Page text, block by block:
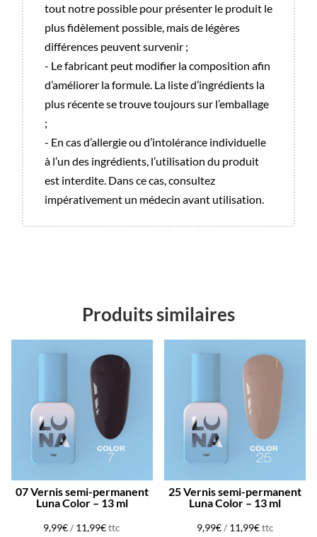
tout notre possible pour présenter le produit le
plus fidèlement possible, mais de légères
différences peuvent survenir ;
- Le fabricant peut modifier la composition afin
d’améliorer la formule. La liste d’ingrédients la
plus récente se trouve toujours sur l’emballage
;
- En cas d’allergie ou d’intolérance individuelle
à l’un des ingrédients, l’utilisation du produit
est interdite. Dans ce cas, consultez
impérativement un médecin avant utilisation.
Produits similaires
07 Vernis semi-permanent
Luna Color – 13 ml
9,99€/ 11,99€ttc
25 Vernis semi-permanent
Luna Color – 13 ml
9,99€/ 11,99€ttc